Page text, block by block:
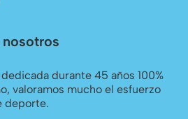
durante 45 años 100%
valoramos mucho el esfuerzo
deporte.